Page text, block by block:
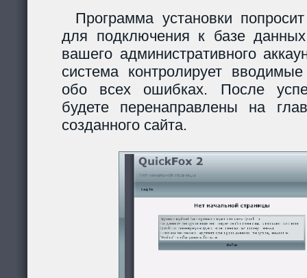
Программа установки
для подключения к базе
вашего административного
система контролирует
обо всех ошибках. После
будете перенаправлены на
созданного сайта.